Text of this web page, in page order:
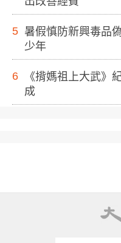
5 暑假慎防新興毒品
少年
6
《揹媽祖上大武》
成